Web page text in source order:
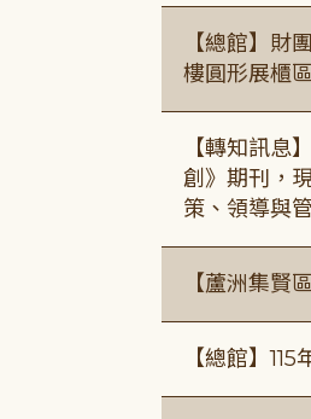
【總館】
樓圓形展櫃
【轉知訊息
創》期刊，
策、領導與
【蘆洲集賢
【總館】